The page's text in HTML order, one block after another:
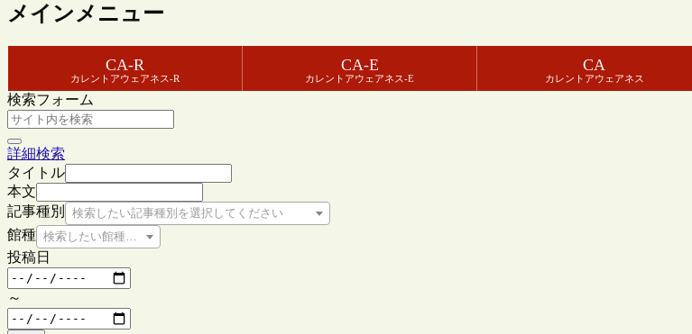
メインメニュー
CA-R
カレントアウェアネス-R
CA-E
カレントアウェアネス-E
CA
カレントアウェアネス
検索フォーム
詳細検索
タイトル
本文
記事種別
検索したい記事種別を選択してください
館種 検索したい館種を選択してください
投稿日
～